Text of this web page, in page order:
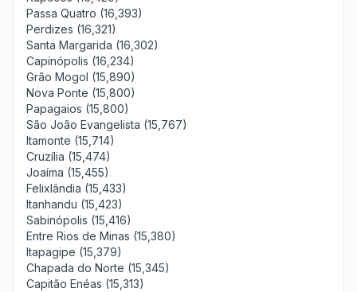
Passa Quatro (16,393)
Perdizes (16,321)
Santa Margarida (16,302)
Capinópolis (16,234)
Grão Mogol (15,890)
Nova Ponte (15,800)
Papagaios (15,800)
São João Evangelista (15,767)
Itamonte (15,714)
Cruzília (15,474)
Joaíma (15,455)
Felixlândia (15,433)
Itanhandu (15,423)
Sabinópolis (15,416)
Entre Rios de Minas (15,380)
Itapagipe (15,379)
Chapada do Norte (15,345)
Capitão Enéas (15,313)